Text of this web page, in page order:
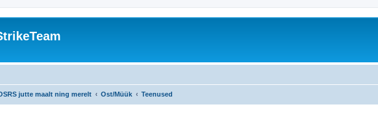
jutte maalt ning merelt Ost/Müük Teenused